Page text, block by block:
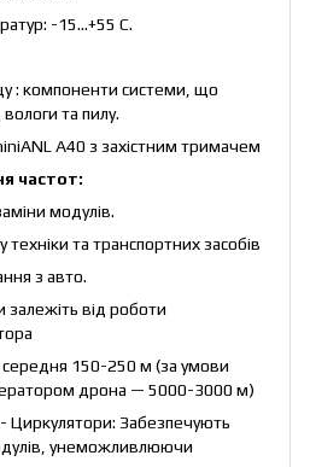
-15…+55 С.
: компоненти системи, що
та пилу.
А40 з захістним тримачем
частот:
модулів.
та транспортних засобів
з авто.
залежіть від роботи
середня 150-250 м (за умови
дрона — 5000-3000 м)
- Циркулятори: Забезпечують
унеможливлюючи